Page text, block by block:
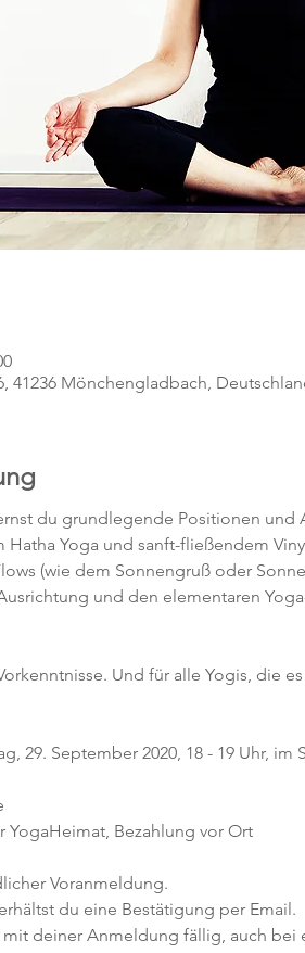
41236 Mönchengladbach,
du grundlegende Positionen
Hatha Yoga und sanft-fließendem
(wie dem Sonnengruß oder
und den elementaren
Und für alle Yogis, die
29. September 2020, 18 - 19 Uhr, im
YogaHeimat, Bezahlung vor Ort
Voranmeldung.
du eine Bestätigung per Email.
deiner Anmeldung fällig, auch